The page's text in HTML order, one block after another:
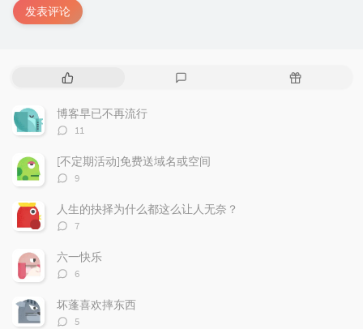
发表评论
热
文
章
随
博客早已不再流行
评
数：
11
[不定期活动]免费送域名或空间
评
数：
9
人生的抉择为什么都这么让人无奈？
评
数：
7
六一快乐
评
数：
6
坏蓬喜欢摔东西
评
5